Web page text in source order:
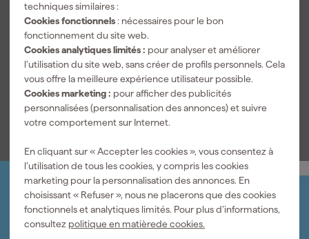
techniques similaires :
Cookies fonctionnels : nécessaires pour le bon
fonctionnement du site web.
Cookies analytiques limités : pour analyser et améliorer
l’utilisation du site web, sans créer de profils personnels. Cela
vous offre la meilleure expérience utilisateur possible.
Cookies marketing : pour afficher des publicités
personnalisées (personnalisation des annonces) et suivre
votre comportement sur Internet.
En cliquant sur « Accepter les cookies », vous consentez à
l’utilisation de tous les cookies, y compris les cookies
marketing pour la personnalisation des annonces. En
choisissant « Refuser », nous ne placerons que des cookies
fonctionnels et analytiques limités. Pour plus d’informations,
consultez politique en matièrede cookies.
Utilisez cette douille de 1/4 pouce avec votre cliquet ou votre jeu
de douilles lorsque vous souhaitez travailler avec précision sur
des machines, des meubles, des vélos ou des véhicules.
Informations techniques
EAN
Numéro d'article
Code du modèle
Voir toutes les caractéristiques
Organisez-le vous-même
Connectez-vous et gérez vos commandes et vos
factures.